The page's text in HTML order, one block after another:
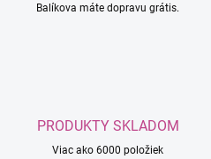
Balíkova máte dopravu grátis.
PRODUKTY SKLADOM
Viac ako 6000 položiek